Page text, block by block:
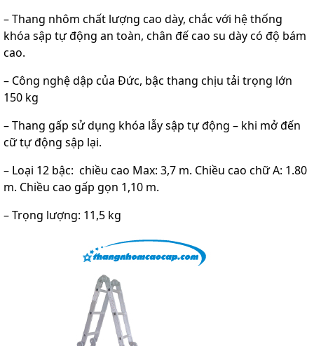
–Thang nhôm chất lượng cao dày, chắc với hệ thống
khóa sập tự động an toàn, chân đế cao su dày có độ bám
cao.
– Công nghệ dập của Đức, bậc thang chịu tải trọng lớn
150 kg
– Thang gấp sử dụng khóa lẫy sập tự động – khi mở đến
cữ tự động sập lại.
– Loại 12 bậc: chiều cao Max: 3,7 m. Chiều cao chữ A: 1.80
m. Chiều cao gấp gọn 1,10 m.
– Trọng lượng: 11,5 kg